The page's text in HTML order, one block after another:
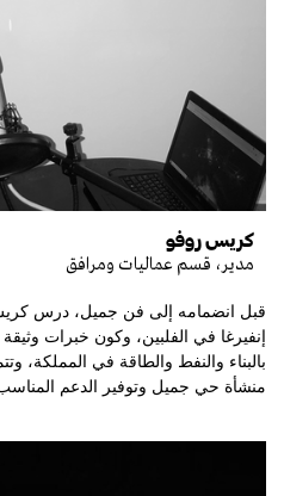
كريس روفو
مدير، قسم عماليات ومرافق
قبل انضمامه إلى فن جميل، درس
إنفيرغا في الفلبين، وكون خبرات
بالبناء والنفط والطاقة في المملكة،
منشأة حي جميل وتوفير الدعم